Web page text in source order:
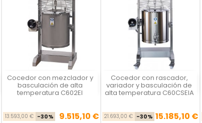
Cocedor con mezclador y
basculación de alta
temperatura C602EI
Precio base
13.593,00 € -30% Precio
9.515,10 €

Vista rápida Cocedor con rascador,
variador y basculación de
alta temperatura C60CSEIA
Precio base
21.693,00 € -30% Precio
15.185,10 €

Vista rápida